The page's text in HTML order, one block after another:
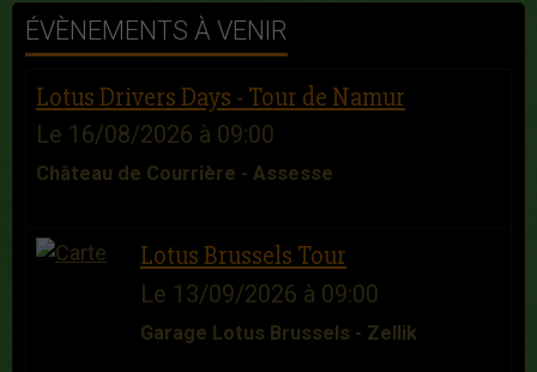
ÉVÈNEMENTS À VENIR
Lotus Drivers Days - Tour de Namur
Le 16/08/2026 à 09:00
Château de Courrière - Assesse
Lotus Brussels Tour
Le 13/09/2026 à 09:00
Garage Lotus Brussels - Zellik